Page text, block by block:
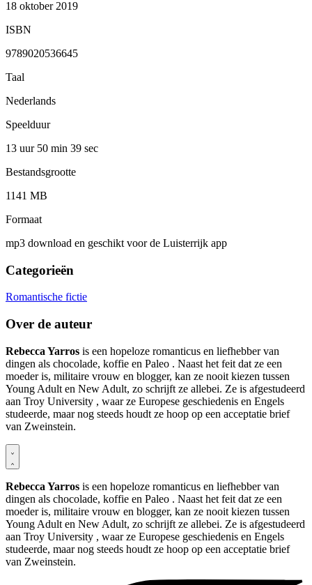
18 oktober 2019
ISBN
9789020536645
Taal
Nederlands
Speelduur
13 uur 50 min 39 sec
Bestandsgrootte
1141 MB
Formaat
mp3 download en geschikt voor de Luisterrijk app
Categorieën
Romantische fictie
Over de auteur
Rebecca Yarros is een hopeloze romanticus en liefhebber van
dingen als chocolade, koffie en Paleo . Naast het feit dat ze een
moeder is, militaire vrouw en blogger, kan ze nooit kiezen tussen
Young Adult en New Adult, zo schrijft ze allebei. Ze is afgestudeerd
aan Troy University , waar ze Europese geschiedenis en Engels
studeerde, maar nog steeds houdt ze hoop op een acceptatie brief
van Zweinstein.
Rebecca Yarros is een hopeloze romanticus en liefhebber van
dingen als chocolade, koffie en Paleo . Naast het feit dat ze een
moeder is, militaire vrouw en blogger, kan ze nooit kiezen tussen
Young Adult en New Adult, zo schrijft ze allebei. Ze is afgestudeerd
aan Troy University , waar ze Europese geschiedenis en Engels
studeerde, maar nog steeds houdt ze hoop op een acceptatie brief
van Zweinstein.